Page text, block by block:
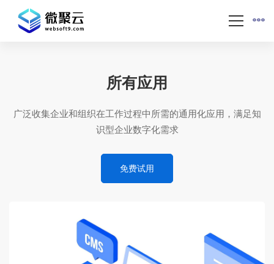
所有应用
广泛收集企业和组织在工作过程中所需的通用化应用，满足知
识型企业数字化需求
免费试用